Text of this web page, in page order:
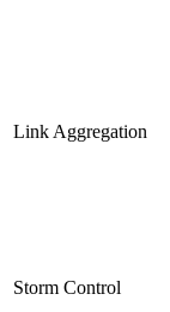
Link Aggregation
Storm Control